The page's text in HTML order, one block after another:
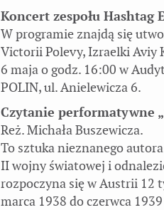
Koncert zespołu Hashtag
W programie znajdą się
Victorii Polevy, Izraelki Aviy
6 maja o godz. 16:00 w
POLIN, ul. Anielewicza 6.
Czytanie performatywne
Reż. Michała Buszewicza.
To sztuka nieznanego
II wojny światowej i
rozpoczyna się w Austrii 12
marca 1938 do czerwca